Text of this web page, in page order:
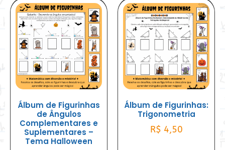
Álbum de Figurinhas
de Ângulos
Complementares e
Suplementares –
Tema Halloween
Álbum de Figurinhas:
Trigonometria
R$ 4,50